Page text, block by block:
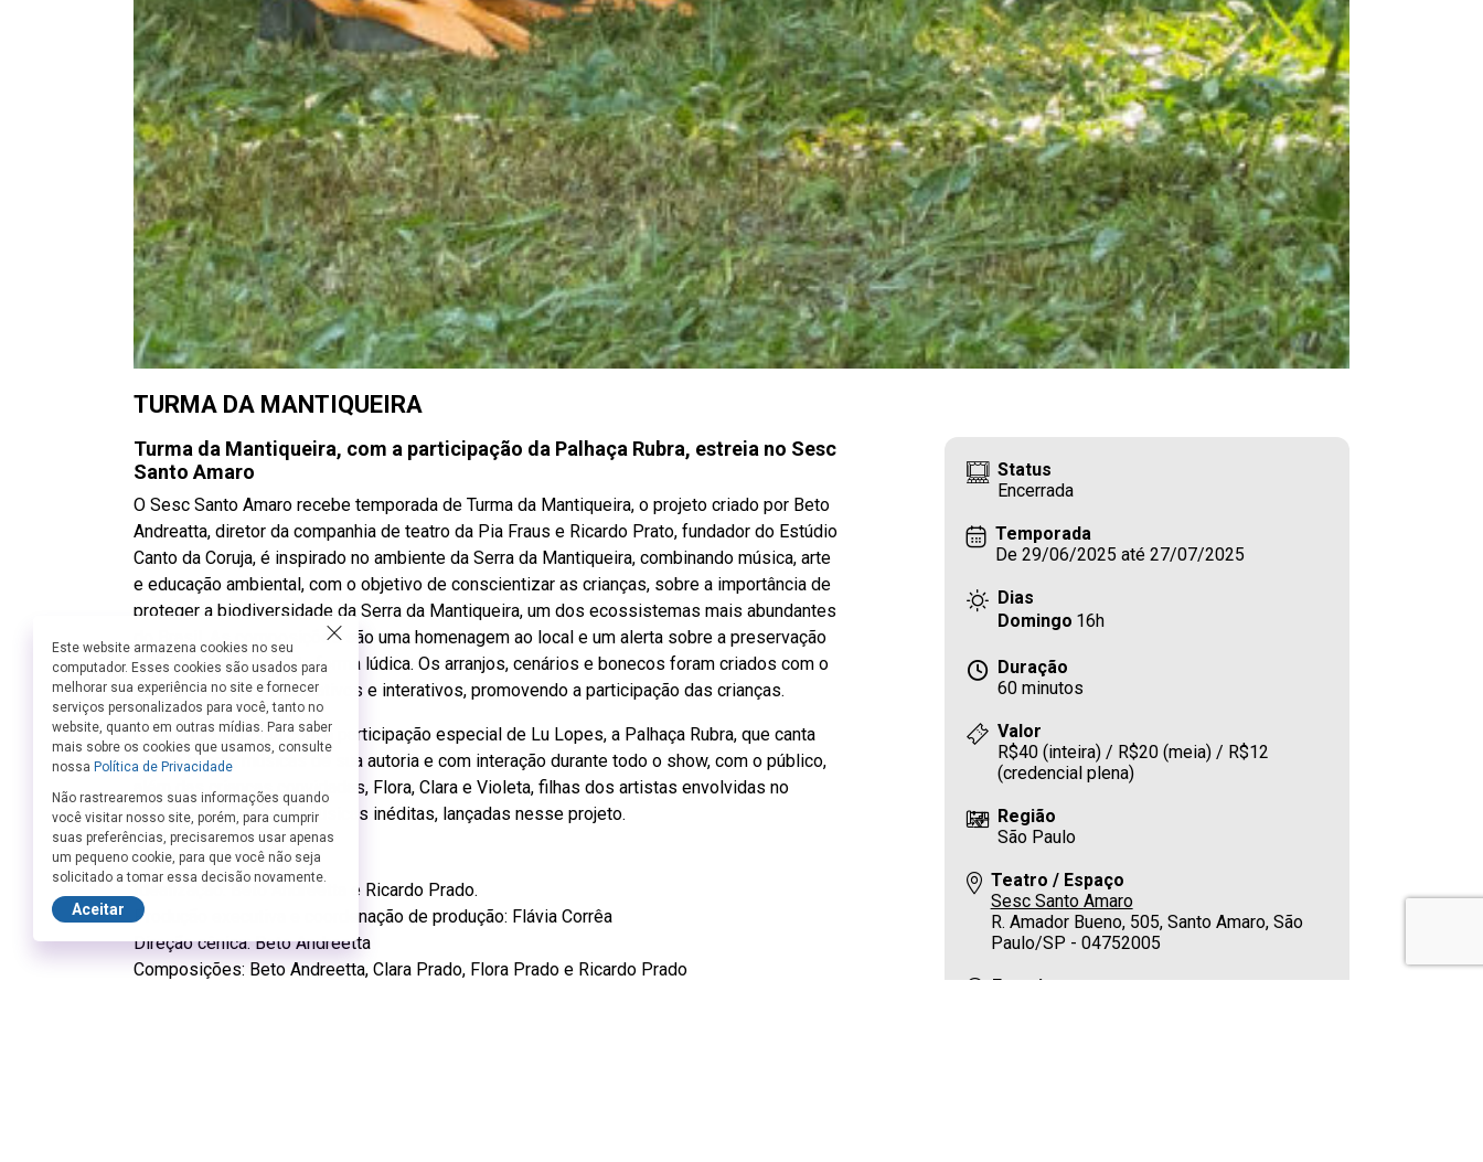
TURMA DA MANTIQUEIRA
Turma da Mantiqueira, com a participação da Palhaça Rubra, estreia no Sesc
Santo Amaro
O Sesc Santo Amaro recebe temporada de Turma da Mantiqueira, o projeto criado por Beto
Andreatta, diretor da companhia de teatro da Pia Fraus e Ricardo Prato, fundador do Estúdio
Canto da Coruja, é inspirado no ambiente da Serra da Mantiqueira, combinando música, arte
e educação ambiental, com o objetivo de conscientizar as crianças, sobre a importância de
proteger a biodiversidade da Serra da Mantiqueira, um dos ecossistemas mais abundantes
do Brasil. As composições são uma homenagem ao local e um alerta sobre a preservação
da sua fauna e flora, de forma lúdica. Os arranjos, cenários e bonecos foram criados com o
objetivo de serem educativos e interativos, promovendo a participação das crianças.
O espetáculo conta com a participação especial de Lu Lopes, a Palhaça Rubra, que canta
junto a banda, músicas de sua autoria e com interação durante todo o show, com o público,
além das crianças convidadas, Flora, Clara e Violeta, filhas dos artistas envolvidas no
projeto, que gravaram músicas inéditas, lançadas nesse projeto.
Ficha Técnica:
Idealização: Beto Andreetta e Ricardo Prado.
Produção executiva e coordenação de produção: Flávia Corrêa
Direção cênica: Beto Andreetta
Composições: Beto Andreetta, Clara Prado, Flora Prado e Ricardo Prado
Status
Encerrada
Temporada
De 29/06/2025 até 27/07/2025
Dias
Domingo 16h
Duração
60 minutos
Valor
R$40 (inteira) / R$20 (meia) / R$12
(credencial plena)
Região
São Paulo
Teatro / Espaço
Sesc Santo Amaro
R. Amador Bueno, 505, Santo Amaro, São
Paulo/SP - 04752005
Estacionamento
Este website armazena cookies no seu
computador. Esses cookies são usados para
melhorar sua experiência no site e fornecer
serviços personalizados para você, tanto no
website, quanto em outras mídias. Para saber
mais sobre os cookies que usamos, consulte
nossa Política de Privacidade
Não rastrearemos suas informações quando
você visitar nosso site, porém, para cumprir
suas preferências, precisaremos usar apenas
um pequeno cookie, para que você não seja
solicitado a tomar essa decisão novamente.
Aceitar